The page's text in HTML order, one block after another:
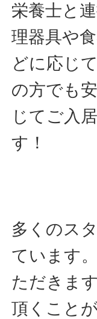
栄養士と
理器具や
どに応じ
の方でも
じてご入
す！
多くのス
ています
ただきま
頂くこと